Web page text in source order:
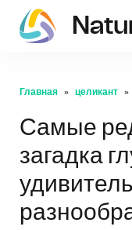
Главная целикант
Самые
загадка